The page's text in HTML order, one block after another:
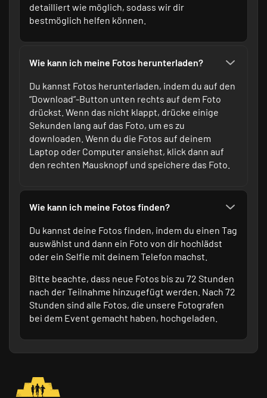
detailliert wie möglich, sodass wir dir
bestmöglich helfen können.
Wie kann ich meine Fotos herunterladen?
Du kannst Fotos herunterladen, indem du auf den
“Download”-Button unten rechts auf dem Foto
drückst. Wenn das nicht klappt, drücke einige
Sekunden lang auf das Foto, um es zu
downloaden. Wenn du die Fotos auf deinem
Laptop oder Computer ansiehst, klick dann auf
den rechten Mausknopf und speichere das Foto.
Wie kann ich meine Fotos finden?
Du kannst deine Fotos finden, indem du einen Tag
auswählst und dann ein Foto von dir hochlädst
oder ein Selfie mit deinem Telefon machst.
Bitte beachte, dass neue Fotos bis zu 72 Stunden
nach der Teilnahme hinzugefügt werden. Nach 72
Stunden sind alle Fotos, die unsere Fotografen
bei dem Event gemacht haben, hochgeladen.